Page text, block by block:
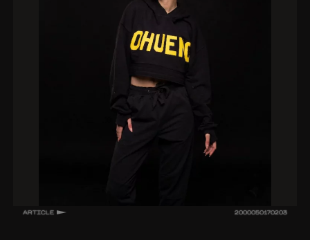
ARTICLE 2000050170203